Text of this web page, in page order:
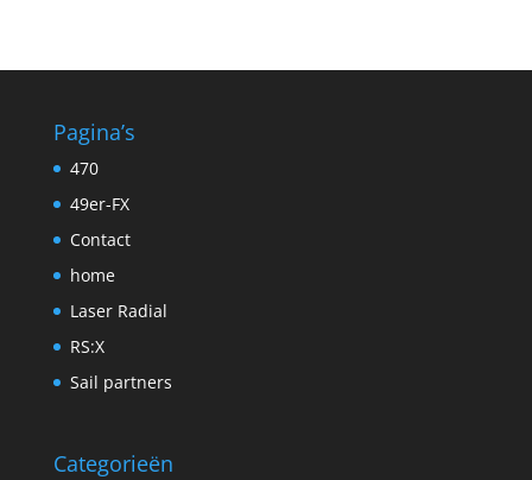
Pagina’s
470
49er-FX
Contact
home
Laser Radial
RS:X
Sail partners
Categorieën